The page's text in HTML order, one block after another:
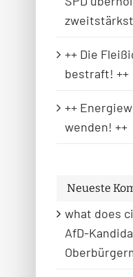
++ Die
bestraft! ++
++
wenden! ++
Neueste
what does
AfD-